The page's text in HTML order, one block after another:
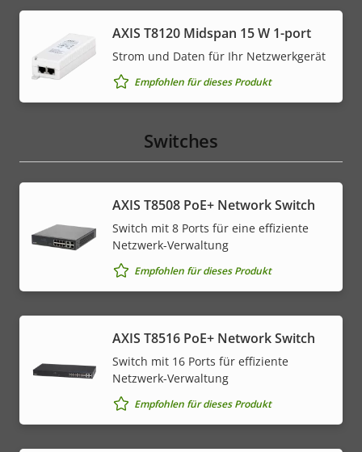
AXIS T8120 Midspan 15 W 1-port
Strom und Daten für Ihr Netzwerkgerät
Empfohlen für dieses Produkt
Switches
AXIS T8508 PoE+ Network Switch
Switch mit 8 Ports für eine effiziente
Netzwerk-Verwaltung
Empfohlen für dieses Produkt
AXIS T8516 PoE+ Network Switch
Switch mit 16 Ports für effiziente
Netzwerk-Verwaltung
Empfohlen für dieses Produkt